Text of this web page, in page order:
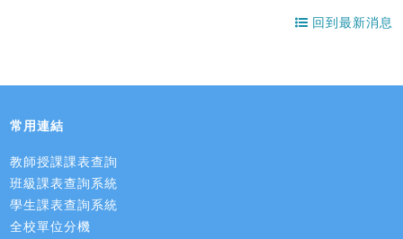
回到最新消息
常用連結
教師授課課表查詢
班級課表查詢系統
學生課表查詢系統
全校單位分機